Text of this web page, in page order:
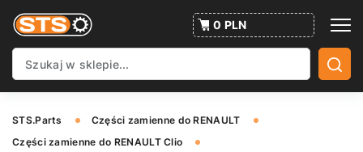
0 PLN
STS.Parts
Części zamienne do RENAULT
Części zamienne do RENAULT Clio